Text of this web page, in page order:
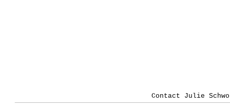
Contact Julie